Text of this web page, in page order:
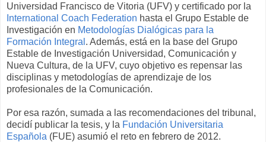
Universidad Francisco de Vitoria (UFV) y certificado por la
International Coach Federation hasta el Grupo Estable de
Investigación en Metodologías Dialógicas para la
Formación Integral . Además, está en la base del Grupo
Estable de Investigación Universidad, Comunicación y
Nueva Cultura, de la UFV, cuyo objetivo es repensar las
disciplinas y metodologías de aprendizaje de los
profesionales de la Comunicación.
Por esa razón, sumada a las recomendaciones del tribunal,
decidí publicar la tesis, y la Fundación Universitaria
Española (FUE) asumió el reto en febrero de 2012.